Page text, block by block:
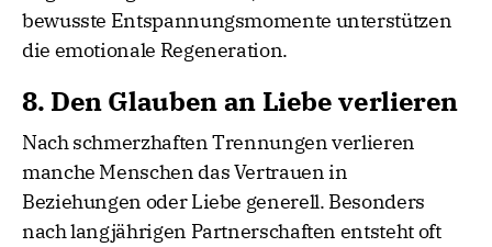
bewusste Entspannungsmomente unterstützen
die emotionale Regeneration.
8. Den Glauben an Liebe verlieren
Nach schmerzhaften Trennungen verlieren
manche Menschen das Vertrauen in
Beziehungen oder Liebe generell. Besonders
nach langjährigen Partnerschaften entsteht oft